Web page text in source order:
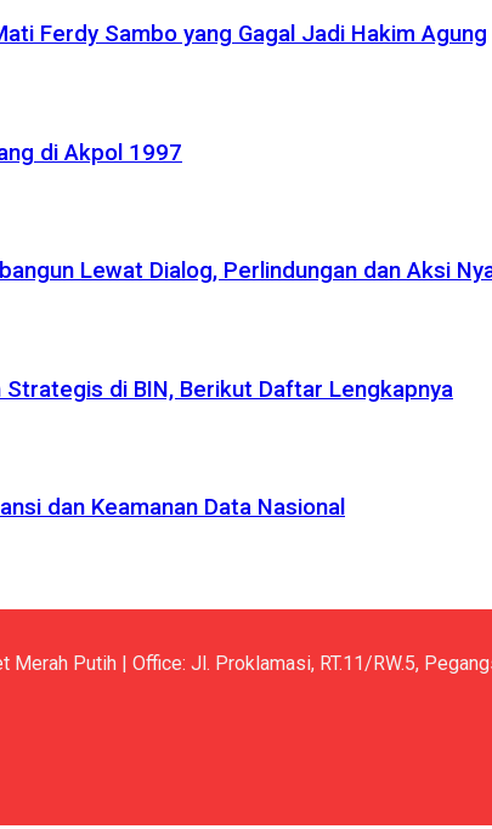
Ferdy Sambo yang Gagal Jadi Hakim Agung
di Akpol 1997
Lewat Dialog, Perlindungan dan Aksi
di BIN, Berikut Daftar Lengkapnya
dan Keamanan Data Nasional
Putih | Office: Jl. Proklamasi, RT.11/RW.5,